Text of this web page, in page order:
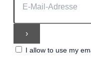
I allow to use my